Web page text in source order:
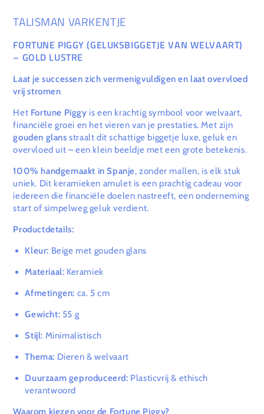
TALISMAN VARKENTJE
FORTUNE PIGGY (GELUKSBIGGETJE VAN WELVAART)
– GOLD LUSTRE
Laat je successen zich vermenigvuldigen en laat overvloed
vrij stromen
Het Fortune Piggy is een krachtig symbool voor welvaart,
financiële groei en het vieren van je prestaties. Met zijn
gouden glans straalt dit schattige biggetje luxe, geluk en
overvloed uit – een klein beeldje met een grote betekenis.
100% handgemaakt in Spanje, zonder mallen, is elk stuk
uniek. Dit keramieken amulet is een prachtig cadeau voor
iedereen die financiële doelen nastreeft, een onderneming
start of simpelweg geluk verdient.
Productdetails:
Kleur: Beige met gouden glans
Materiaal: Keramiek
Afmetingen: ca. 5 cm
Gewicht: 55 g
Stijl: Minimalistisch
Thema: Dieren & welvaart
Duurzaam geproduceerd: Plasticvrij & ethisch
verantwoord
Waarom kiezen voor de Fortune Piggy?